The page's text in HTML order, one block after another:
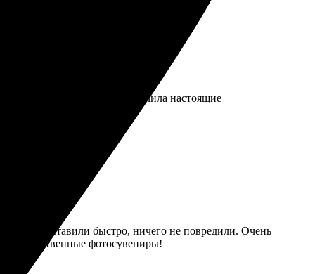
Через несколько дней получила настоящие
Заказ доставили быстро, ничего не повредили. Очень
качественные фотосувениры!